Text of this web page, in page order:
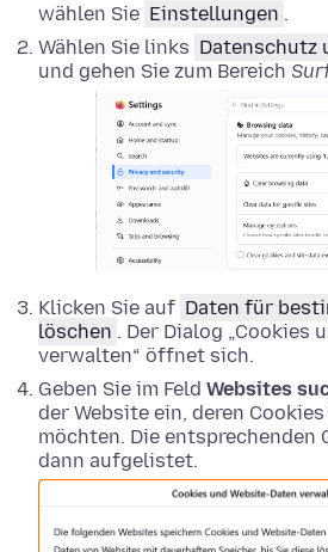
wählen Sie Einstellungen .
Wählen Sie links Datenschutz
und gehen Sie zum Bereich
Klicken Sie auf Daten für
löschen . Der Dialog „Cookies
verwalten“ öffnet sich.
Geben Sie im Feld Websites
der Website ein, deren
möchten. Die entsprechenden
dann aufgelistet.